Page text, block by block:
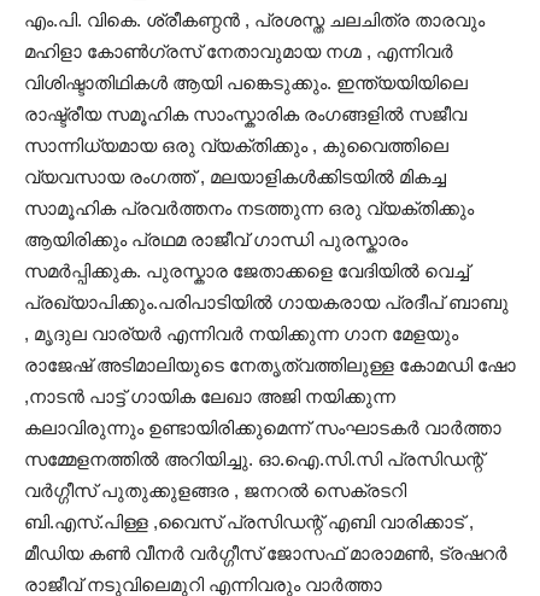
എം.പി. വികെ. ശ്രീകണ്ഠൻ , പ്രശസ്ത ചലചിത്ര താരവും
മഹിളാ കോൺഗ്രസ്‌ നേതാവുമായ നഗ്മ , എന്നിവർ
വിശിഷ്ടാതിഥികൾ ആയി പങ്കെടുക്കും. ഇന്ത്യയിയിലെ
രാഷ്ട്രീയ സമൂഹിക സാംസ്കാരിക രംഗങ്ങളിൽ സജീവ
സാന്നിധ്യമായ ഒരു വ്യക്തിക്കും , കുവൈത്തിലെ
വ്യവസായ രംഗത്ത്‌ , മലയാളികൾക്കിടയിൽ മികച്ച
സാമൂഹിക പ്രവർത്തനം നടത്തുന്ന ഒരു വ്യക്തിക്കും
ആയിരിക്കും പ്രഥമ രാജീവ്‌ ഗാന്ധി പുരസ്കാരം
സമർപ്പിക്കുക. പുരസ്കാര ജേതാക്കളെ വേദിയിൽ വെച്ച്‌
പ്രഖ്യാപിക്കും.പരിപാടിയിൽ ഗായകരായ പ്രദീപ്‌ ബാബു
, മൃദുല വാര്യർ എന്നിവർ നയിക്കുന്ന ഗാന മേളയും
രാജേഷ്‌ അടിമാലിയുടെ നേതൃത്വത്തിലുള്ള കോമഡി ഷോ
,നാടൻ പാട്ട്‌ ഗായിക ലേഖാ അജി നയിക്കുന്ന
കലാവിരുന്നും ഉണ്ടായിരിക്കുമെന്ന് സംഘാടകർ വാർത്താ
സമ്മേളനത്തിൽ അറിയിച്ചു. ഓ.ഐ.സി.സി പ്രസിഡന്റ്‌
വർഗ്ഗീസ്‌ പുതുക്കുളങ്ങര , ജനറൽ സെക്രടറി
ബി.എസ്‌.പിള്ള ,വൈസ്‌ പ്രസിഡന്റ്‌ എബി വാരിക്കാട്‌ ,
മീഡിയ കൺ വീനർ വർഗ്ഗീസ്‌ ജോസഫ്‌ മാരാമൺ, ട്രഷറർ
രാജീവ്‌ നടുവിലെമുറി എന്നിവരും വാർത്താ